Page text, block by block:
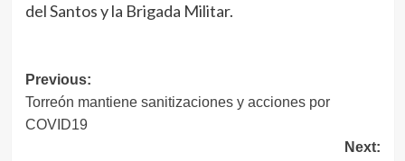
del Santos y la Brigada Militar.
Navegación
de
Previous:
Torreón mantiene sanitizaciones y acciones por
COVID19
Next: